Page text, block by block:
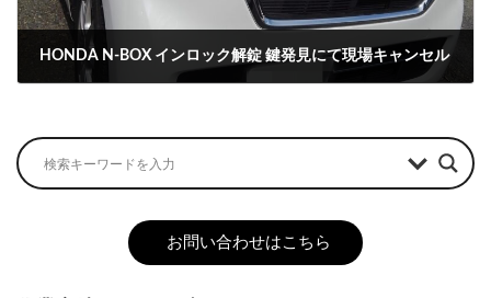
HONDA N-BOX インロック解錠 鍵発見にて現場キャンセル
お問い合わせはこちら